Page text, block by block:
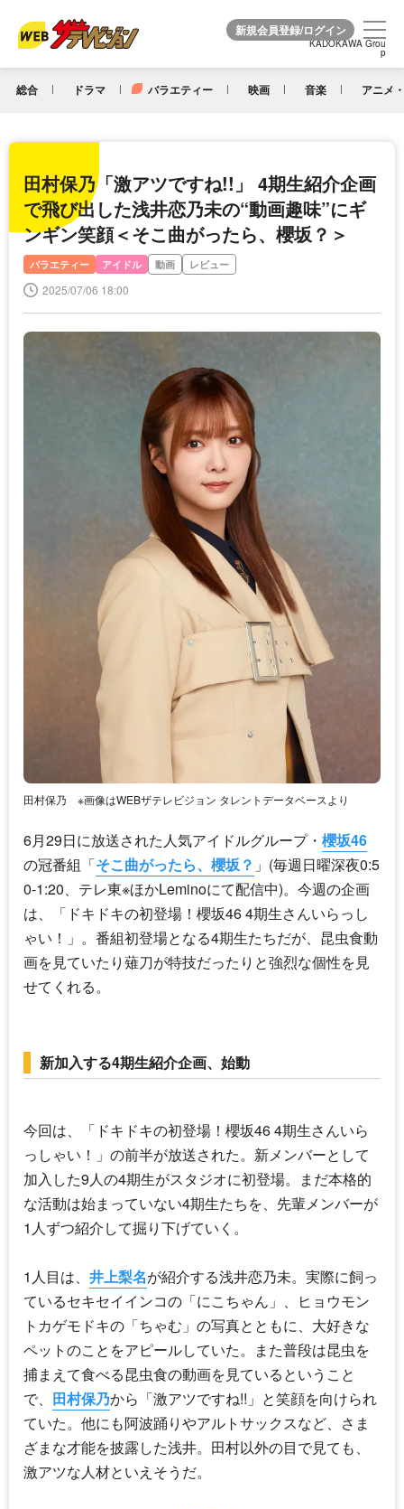
KADOKAWA Grou
p
総合 ドラマ バラエティー 映画 音楽 アニメ
KADOKAWA Grou
p
田村保乃「激アツですね!!」 4期生紹介企画
で飛び出した浅井恋乃未の“動画趣味”にギ
ンギン笑顔＜そこ曲がったら、櫻坂？＞
バラエティー アイドル 動画 レビュー
2025/07/06 18:00
田村保乃 ※画像はWEBザテレビジョン タレントデータベースより
6月29日に放送された人気アイドルグループ・ 櫻坂46
の冠番組「そこ曲がったら、櫻坂？ 」(毎週日曜深夜0:5
0-1:20、テレ東※ほかLeminoにて配信中)。今週の企画
は、「ドキドキの初登場！ 櫻坂464期生さんいらっし
ゃい！」。番組初登場となる4期生たちだが、昆虫食動
画を見ていたり薙刀が特技だったりと強烈な個性を見
せてくれる。
新加入する4期生紹介企画、始動
今回は、「ドキドキの初登場！ 櫻坂464期生さんいら
っしゃい！」の前半が放送された。新メンバーとして
加入した9人の4期生がスタジオに初登場。まだ本格的
な活動は始まっていない4期生たちを、先輩メンバーが
1人ずつ紹介して掘り下げていく。
1人目は、 井上梨名が紹介する浅井恋乃未。実際に飼っ
ているセキセイインコの「にこちゃん」、ヒョウモン
トカゲモドキの「ちゃむ」の写真とともに、大好きな
ペットのことをアピールしていた。また普段は昆虫を
捕まえて食べる昆虫食の動画を見ているということ
で、 田村保乃から「激アツですね!!」と笑顔を向けられ
ていた。他にも阿波踊りやアルトサックスなど、さま
ざまな才能を披露した浅井。田村以外の目で見ても、
激アツな人材といえそうだ。